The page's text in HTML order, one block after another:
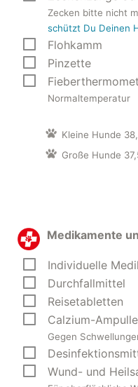
Zecken bitte nicht
schützt Du Deinen
Flohkamm
Pinzette
Normaltemperatur
Kleine Hunde
Große Hunde
Medikamente
Individuelle
Durchfallmittel
Reisetabletten
Calzium-
Gegen
Wund- und